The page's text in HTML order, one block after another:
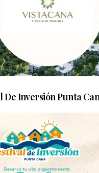
De Inversión Punta